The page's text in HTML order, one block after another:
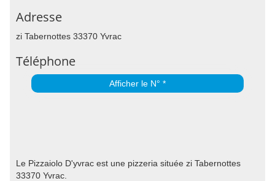
Adresse
zi Tabernottes 33370 Yvrac
Téléphone
Afficher le N° *
Le Pizzaiolo D'yvrac est une pizzeria située zi Tabernottes
33370 Yvrac.